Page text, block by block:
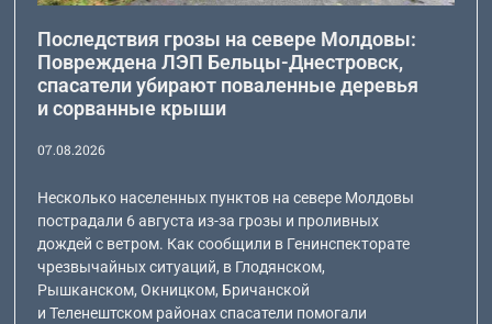
Последствия грозы на севере Молдовы:
Повреждена ЛЭП Бельцы-Днестровск,
спасатели убирают поваленные деревья
и сорванные крыши
07.08.2026
Несколько населенных пунктов на севере Молдовы
пострадали 6 августа из-за грозы и проливных
дождей с ветром. Как сообщили в Генинспекторате
чрезвычайных ситуаций, в Глодянском,
Рышканском, Окницком, Бричанской
и Теленештском районах спасатели помогали